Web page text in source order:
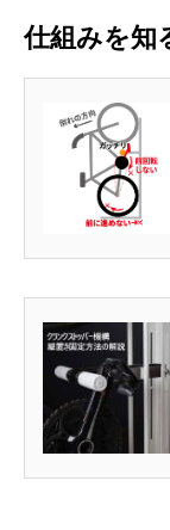
仕組みを知